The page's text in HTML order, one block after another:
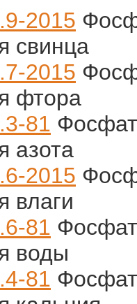
2015
свинца
2015
фтора
81
азота
2015
влаги
81
воды
81